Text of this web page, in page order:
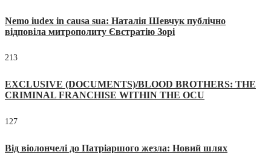
Nemo iudex in causa sua: Наталія Шевчук публічно
відповіла митрополиту Євстратію Зорі
213
EXCLUSIVE (DOCUMENTS)/BLOOD BROTHERS: THE
CRIMINAL FRANCHISE WITHIN THE OCU
127
Від віолончелі до Патріаршого жезла: Новий шлях